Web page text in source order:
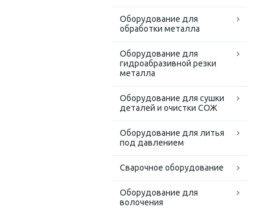
Оборудование для
обработки металла
Оборудование для
гидроабразивной резки
металла
Оборудование для сушки
деталей и очистки СОЖ
Оборудование для литья
под давлением
Сварочное оборудование
Оборудование для
волочения